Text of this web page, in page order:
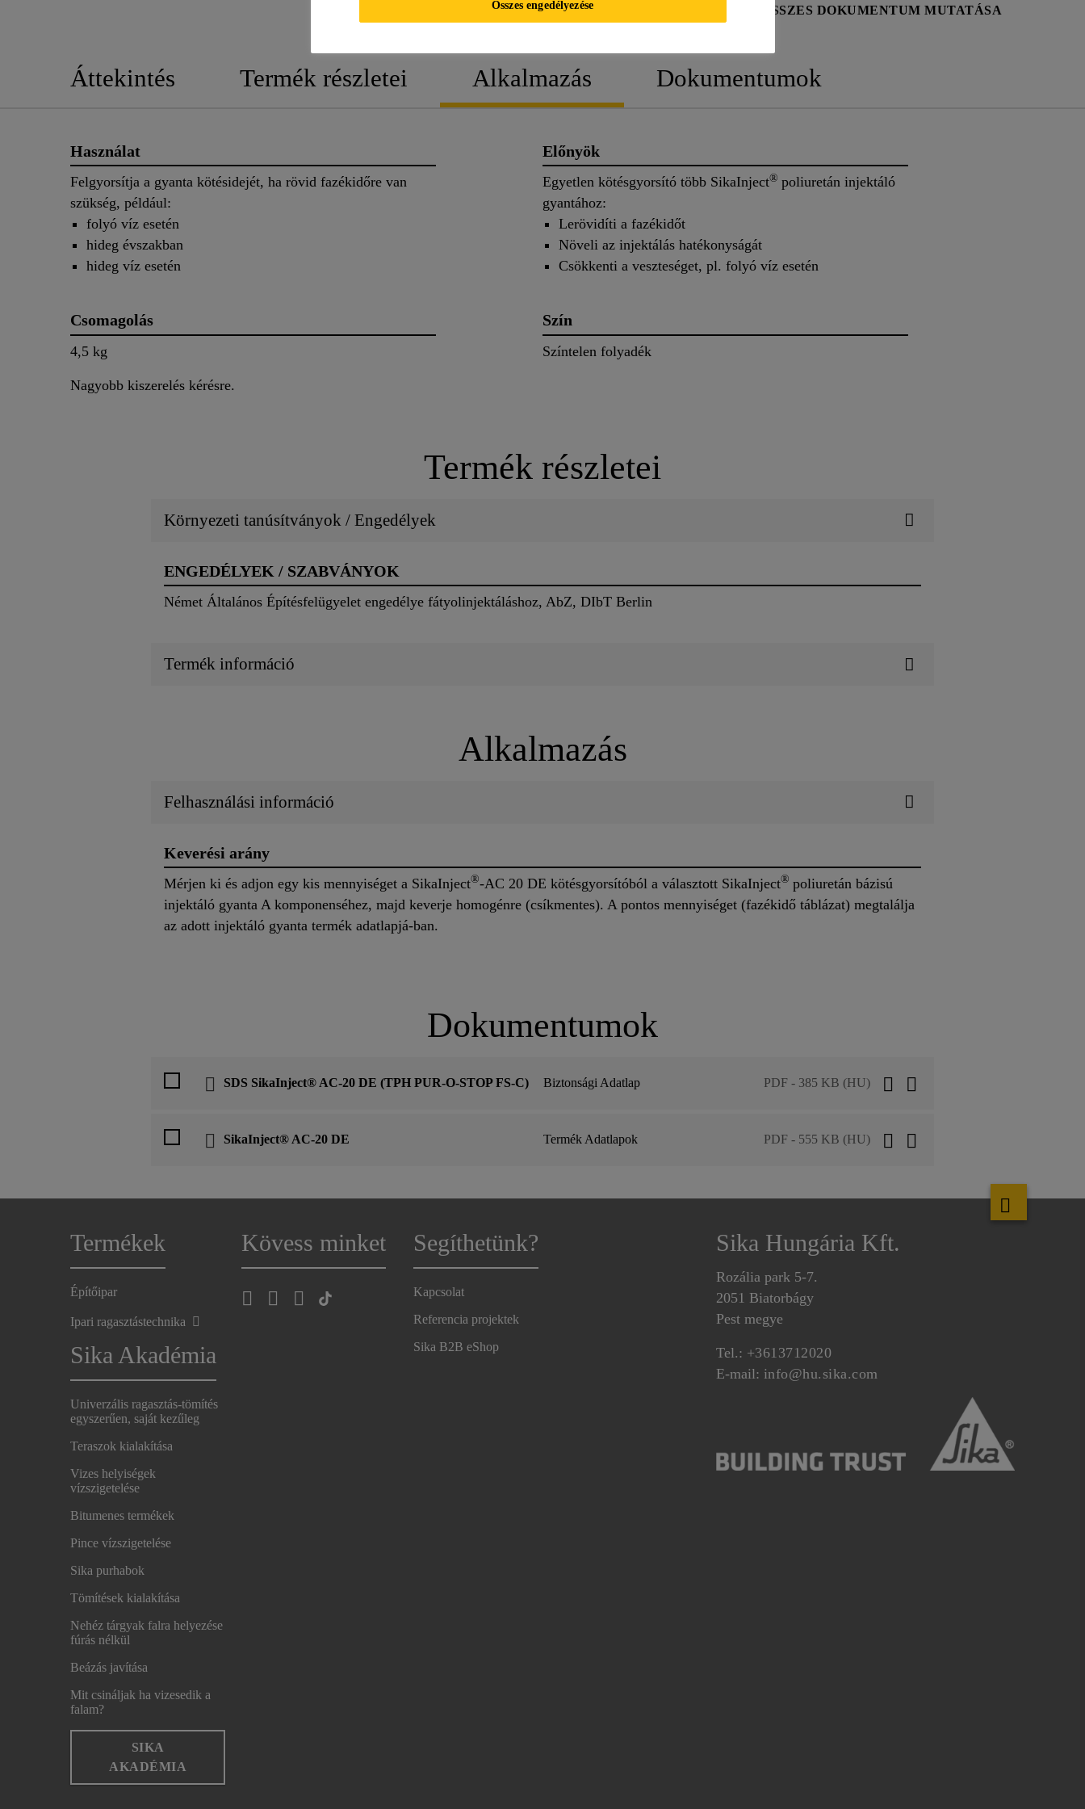
TERMÉK ADATLAP BIZTONSÁGI ADATLAP ÖSSZES DOKUMENTUM MUTATÁSA
Áttekintés Termék részletei Alkalmazás Dokumentumok
Használat
Felgyorsítja a gyanta kötésidejét, ha rövid fazékidőre van
szükség, például:
folyó víz esetén
hideg évszakban
hideg víz esetén
Előnyök
Egyetlen kötésgyorsító több SikaInject® poliuretán injektáló
gyantához:
Lerövidíti a fazékidőt
Növeli az injektálás hatékonyságát
Csökkenti a veszteséget, pl. folyó víz esetén
Csomagolás
4,5 kg
Nagyobb kiszerelés kérésre.
Szín
Színtelen folyadék
Termék részletei
Környezeti tanúsítványok / Engedélyek
ENGEDÉLYEK / SZABVÁNYOK
Német Általános Építésfelügyelet engedélye fátyolinjektáláshoz, AbZ, DIbT Berlin
Termék információ
Alkalmazás
Felhasználási információ
Keverési arány
Mérjen ki és adjon egy kis mennyiséget a SikaInject®-AC 20 DE kötésgyorsítóból a választott SikaInject® poliuretán bázisú
injektáló gyanta A komponenséhez, majd keverje homogénre (csíkmentes). A pontos mennyiséget (fazékidő táblázat) megtalálja
az adott injektáló gyanta termék adatlapjá-ban.
Dokumentumok
SDS SikaInject® AC-20 DE (TPH PUR-O-STOP FS-C) Biztonsági Adatlap PDF - 385 KB (HU)
SikaInject® AC-20 DE Termék Adatlapok PDF - 555 KB (HU)
Termékek
Építőipar
Ipari ragasztástechnika
Sika Akadémia
Univerzális ragasztás-tömítés
egyszerűen, saját kezűleg
Teraszok kialakítása
Vizes helyiségek
vízszigetelése
Bitumenes termékek
Pince vízszigetelése
Sika purhabok
Tömítések kialakítása
Nehéz tárgyak falra helyezése
fúrás nélkül
Beázás javítása
Mit csináljak ha vizesedik a
falam?
SIKA
AKADÉMIA
Kövess minket Segíthetünk?
Kapcsolat
Referencia projektek
Sika B2B eShop
Sika Hungária Kft.
Rozália park 5-7.
2051 Biatorbágy
Pest megye
Tel.: +3613712020
E-mail: info@hu.sika.com
Összes engedélyezése